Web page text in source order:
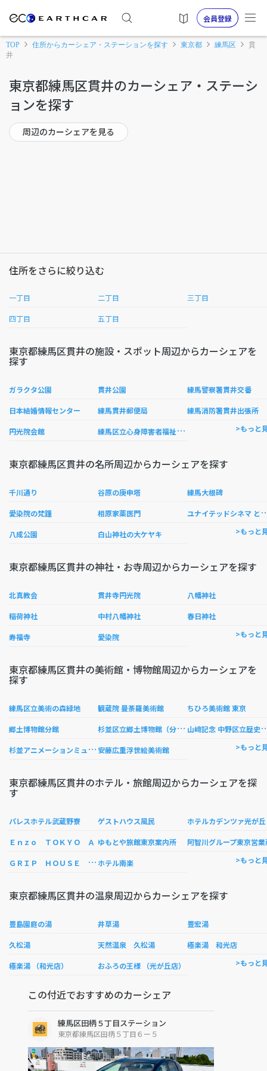
会員登録
TOP 住所からカーシェア・ステーションを探す 東京都 練馬区
貫
井
東京都練馬区貫井のカーシェア・ステーシ
ョンを探す
周辺のカーシェアを見る
住所をさらに絞り込む
一丁目 二丁目 三丁目
四丁目 五丁目
東京都練馬区貫井の施設・スポット周辺からカーシェアを
探す
ガラクタ公園 貫井公園 練馬警察署貫井交番
日本結婚情報センター 練馬貫井郵便局 練馬消防署貫井出張所
円光院会館 練
馬区立心身障害者福祉センター >もっと
東京都練馬区貫井の名所周辺からカーシェアを探す
千川通り 谷原の庚申塔 練馬大根碑
愛染院の梵鐘 相原家薬医門 ナイテッ
八成公園 白山神社の大ケヤキ >もっと
東京都練馬区貫井の神社・お寺周辺からカーシェアを探す
北真教会 貫井寺円光院 八幡神社
稲荷神社 中村八幡神社 春日神社
寿福寺 愛染院 >もっと
東京都練馬区貫井の美術館・博物館周辺からカーシェアを
探す
練馬区立美術の森緑地 観蔵院 曼荼羅美術館 ちひろ美術館 東京
郷土博物館分館 杉
並区立郷土博物館（分館）
﨑記念 中野区
杉
並アニメーションミュージアム 安藤広重浮世絵美術館 >もっと
東京都練馬区貫井のホテル・旅館周辺からカーシェアを探
す
パレスホテル武蔵野寮 ゲストハウス風民 ホテルカデンツァ光が丘
Ｅｎｚｏ ＴＯＫＹＯ Ａ ゆもとや旅館東京案内所 阿智川グループ東京営業
Ｇ
ＲＩＰ ＨＯＵＳＥ ＴＯＫＹＯ ホテル南楽 >もっと
東京都練馬区貫井の温泉周辺からカーシェアを探す
豊島園庭の湯 井草湯 豊宏湯
久松湯 天然温泉 久松湯 極楽湯 和光店
極楽湯 （和光店） おふろの王様 （光が丘店） >もっと
この付近でおすすめのカーシェア
練馬区田柄５丁目ステーション
東京都練馬区田柄５丁目６ー５